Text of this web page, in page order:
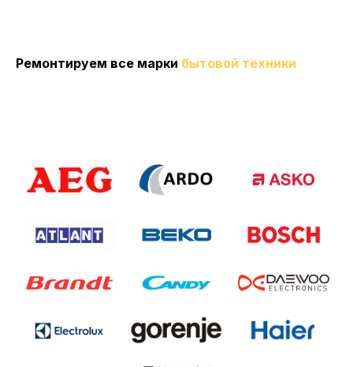
Ремонтируем все марки бытовой техники